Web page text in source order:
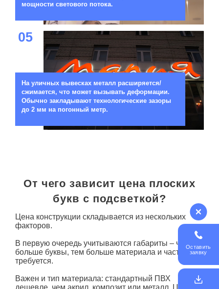
мощности светового потока.
05
На уличных вывесках металл расширяется/
сжимается, что может вызывать деформации.
Обычно закладывают технологические зазоры
до 2 мм на погонный метр.
От чего зависит цена плоских
букв с подсветкой?
Цена конструкции складывается из нескольких
факторов.
В первую очередь учитываются габариты – чем
больше буквы, тем больше материала и частей
требуется.
Важен и тип материала: стандартный ПВХ
Оставить
заявку